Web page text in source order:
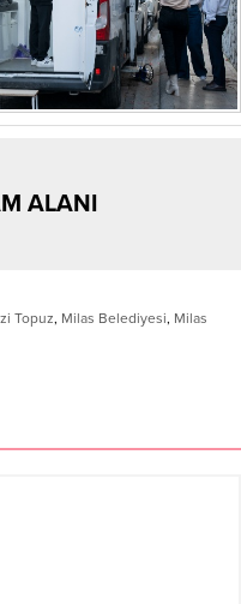
ALANI
Topuz, Milas Belediyesi, Milas